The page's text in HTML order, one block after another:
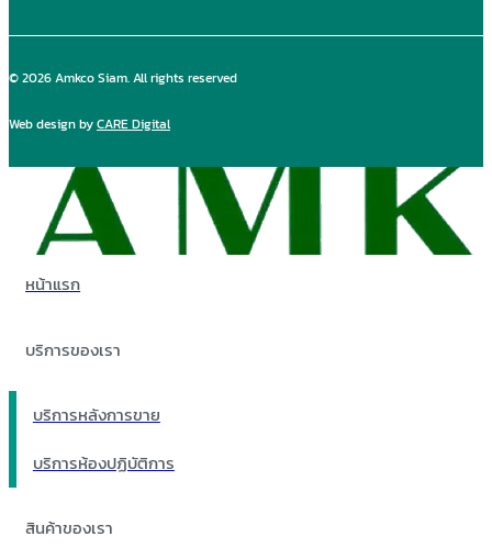
Web design byCARE Digital
© 2026 Amkco Siam. All rights reserved
หน้าแรก
บริการของเรา
บริการหลังการขาย
บริการห้องปฏิบัติการ
สินค้าของเรา